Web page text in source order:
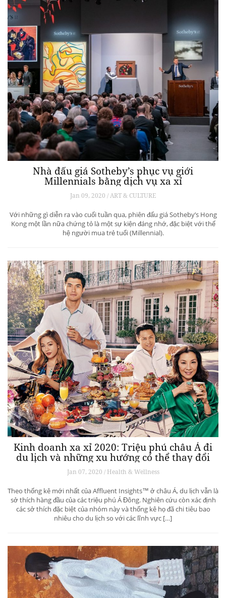
Nhà đấu giá Sotheby’s phục vụ giới
Millennials bằng dịch vụ xa xỉ
Jan 09, 2020 / ART & CULTURE
Với những gì diễn ra vào cuối tuần qua, phiên đấu giá Sotheby’s Hong
Kong một lần nữa chứng tỏ là một sự kiện đáng nhớ, đặc biệt với thế
hệ người mua trẻ tuổi (Millennial).
Kinh doanh xa xỉ 2020: Triệu phú châu Á đi
du lịch và những xu hướng có thể thay đổi
ngành du lịch thượng lưu
Jan 07, 2020 / Health & Wellness
Theo thống kê mới nhất của Affluent Insights™ ở châu Á, du lịch vẫn là
sở thích hàng đầu của các triệu phú Á Đông. Nghiên cứu còn xác định
các sở thích đặc biệt của nhóm này và thống kê họ đã chi tiêu bao
nhiêu cho du lịch so với các lĩnh vực […]